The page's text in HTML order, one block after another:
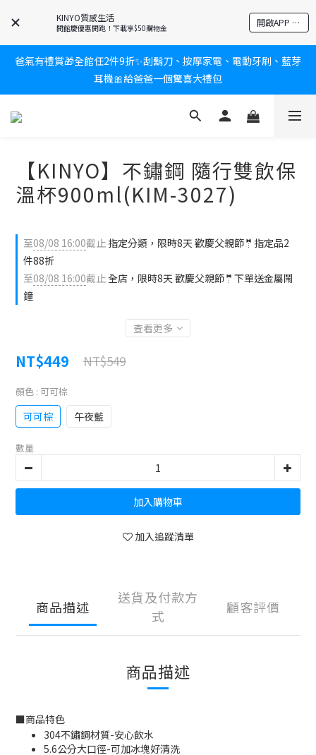
KINYO質感生活
開館慶優惠開跑！下載享$50購物金 開啟APP 享隱藏優惠
新會員送$100購物金✨再享消費回饋無極限
新會員送$100購物金✨再享消費回饋無極限
爸氣有禮賞🎁全館任2件9折✨刮鬍刀、按摩家電、電動牙刷、藍芽
耳機🎀給爸爸一個驚喜大禮包
炎熱夏日救星☀️秒凍扇登場💙半導體製冷 x 微米級冰霧，一秒開
新會員送$100購物金✨再享消費回饋無極限
【KINYO】不鏽鋼 隨行雙飲保
溫杯900ml(KIM-3027)
至08/08 16:00截止 指定分類，限時8天 歡慶父親節🤵指定品2
件88折
至08/08 16:00截止全店，限時8天 歡慶父親節🤵下單送金屬鬧
鐘
查看更多
NT$449 NT$549
顏色 : 可可棕
可可棕 午夜藍
數量
加入購物車
加入追蹤清單
商品描述
送貨及付款方
式
顧客評價
商品描述
■商品特色
304不鏽鋼材質-安心飲水
5.6公分大口徑-可加冰塊好清洗